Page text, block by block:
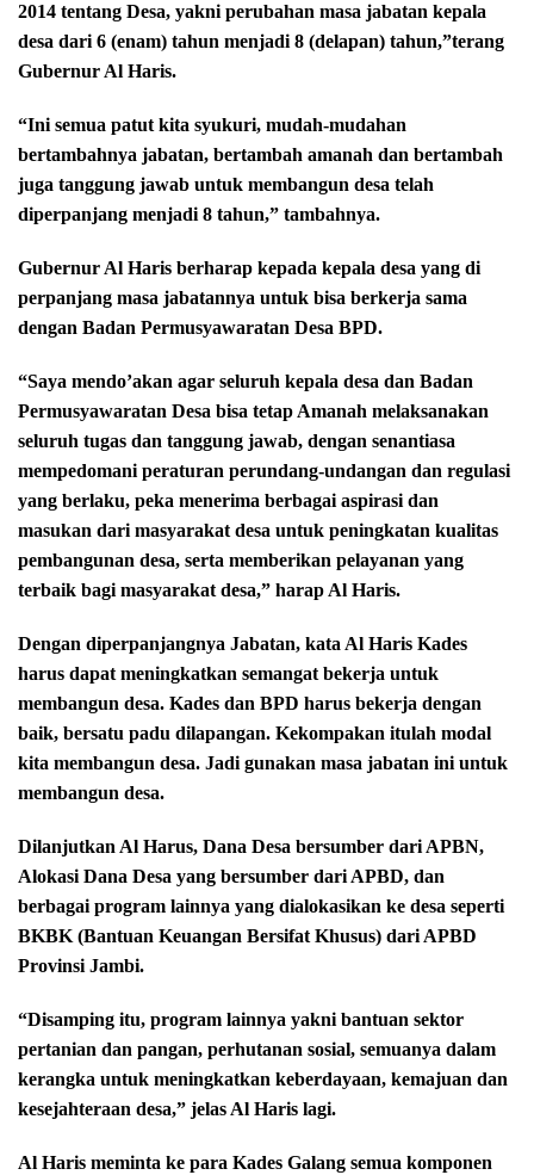
2014 tentang Desa, yakni perubahan masa jabatan kepala
desa dari 6 (enam) tahun menjadi 8 (delapan) tahun,”terang
Gubernur Al Haris.
“Ini semua patut kita syukuri, mudah-mudahan
bertambahnya jabatan, bertambah amanah dan bertambah
juga tanggung jawab untuk membangun desa telah
diperpanjang menjadi 8 tahun,” tambahnya.
Gubernur Al Haris berharap kepada kepala desa yang di
perpanjang masa jabatannya untuk bisa berkerja sama
dengan Badan Permusyawaratan Desa BPD.
“Saya mendo’akan agar seluruh kepala desa dan Badan
Permusyawaratan Desa bisa tetap Amanah melaksanakan
seluruh tugas dan tanggung jawab, dengan senantiasa
mempedomani peraturan perundang-undangan dan regulasi
yang berlaku, peka menerima berbagai aspirasi dan
masukan dari masyarakat desa untuk peningkatan kualitas
pembangunan desa, serta memberikan pelayanan yang
terbaik bagi masyarakat desa,” harap Al Haris.
Dengan diperpanjangnya Jabatan, kata Al Haris Kades
harus dapat meningkatkan semangat bekerja untuk
membangun desa. Kades dan BPD harus bekerja dengan
baik, bersatu padu dilapangan. Kekompakan itulah modal
kita membangun desa. Jadi gunakan masa jabatan ini untuk
membangun desa.
Dilanjutkan Al Harus, Dana Desa bersumber dari APBN,
Alokasi Dana Desa yang bersumber dari APBD, dan
berbagai program lainnya yang dialokasikan ke desa seperti
BKBK (Bantuan Keuangan Bersifat Khusus) dari APBD
Provinsi Jambi.
“Disamping itu, program lainnya yakni bantuan sektor
pertanian dan pangan, perhutanan sosial, semuanya dalam
kerangka untuk meningkatkan keberdayaan, kemajuan dan
kesejahteraan desa,” jelas Al Haris lagi.
Al Haris meminta ke para Kades Galang semua komponen